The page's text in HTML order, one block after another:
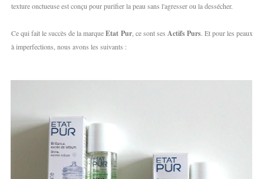
texture onctueuse est conçu pour purifier la peau sans l'agresser ou la dessécher.
Ce qui fait le succès de la marqueEtat Pur, ce sont ses Actifs Purs. Et pour les peaux
à imperfections, nous avons les suivants :